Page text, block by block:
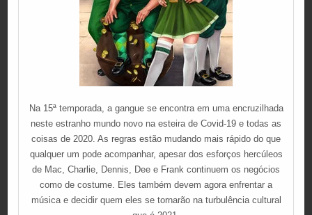
Na 15ª temporada, a gangue se encontra em uma encruzilhada
neste estranho mundo novo na esteira de Covid-19 e todas as
coisas de 2020. As regras estão mudando mais rápido do que
qualquer um pode acompanhar, apesar dos esforços hercúleos
de Mac, Charlie, Dennis, Dee e Frank continuem os negócios
como de costume. Eles também devem agora enfrentar a
música e decidir quem eles se tornarão na turbulência cultural